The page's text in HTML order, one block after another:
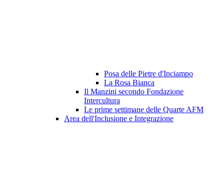
Posa delle Pietre d'Inciampo
La Rosa Bianca
Il Manzini secondo Fondazione
Intercultura
Le prime settimane delle Quarte AFM
Area dell'Inclusione e Integrazione